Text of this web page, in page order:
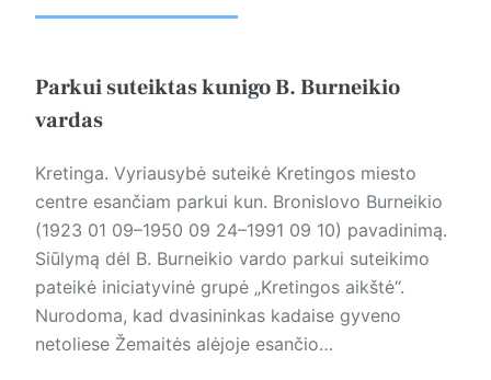
Parkui suteiktas kunigo B. Burneikio
vardas
Kretinga. Vyriausybė suteikė Kretingos miesto
centre esančiam parkui kun. Bronislovo Burneikio
(1923 01 09–1950 09 24–1991 09 10) pavadinimą.
Siūlymą dėl B. Burneikio vardo parkui suteikimo
pateikė iniciatyvinė grupė „Kretingos aikštė“.
Nurodoma, kad dvasininkas kadaise gyveno
netoliese Žemaitės alėjoje esančio…